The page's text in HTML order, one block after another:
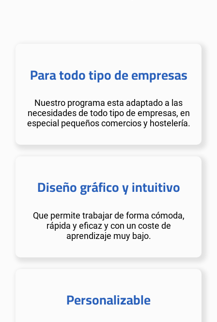
Para todo tipo de empresas
Nuestro programa esta adaptado a las
necesidades de todo tipo de empresas, en
especial pequeños comercios y hostelería.
Diseño gráfico y intuitivo
Que permite trabajar de forma cómoda,
rápida y eficaz y con un coste de
aprendizaje muy bajo.
Personalizable